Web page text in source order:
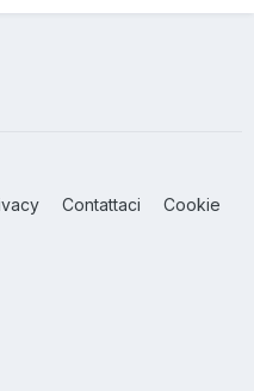
Contattaci Cookie